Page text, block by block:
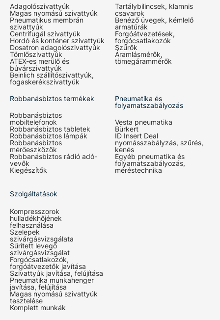
Adagolószivattyúk
Magas nyomású szivattyúk
Pneumatikus membrán
szivattyúk
Centrifugál szivattyúk
Hordó és konténer szivattyúk
Dosatron adagolószivattyúk
Tömlőszivattyúk
ATEX-es merülő és
búvárszivattyúk
Beinlich szállítószivattyúk,
fogaskerékszivattyúk
Tartálybilincsek, klamnis
csavarok
Benéző üvegek, kémlelő
armatúrák
Forgóátvezetések,
forgócsatlakozók
Szűrők
Áramlásmérők,
tömegárammérők
Robbanásbiztos termékek
Robbanásbiztos
mobiltelefonok
Robbanásbiztos tabletek
Robbanásbiztos lámpák
Robbanásbiztos
mérőeszközök
Robbanásbiztos rádió adó-
vevők
Kiegészítők
Pneumatika és
folyamatszabályozás
Vesta pneumatika
Bürkert
ID Insert Deal
nyomásszabályzás, szűrés,
kenés
Egyéb pneumatika és
folyamatszabályozás,
méréstechnika
Szolgáltatások
Kompresszorok
hulladékhőjének
felhasználása
Szelepek
szivárgásvizsgálata
Sűrített levegő
szivárgásvizsgálat
Forgócsatlakozók,
forgóátvezetők javítása
Szivattyúk javítása, felújítása
Pneumatika munkahenger
javítása, felújítása
Magas nyomású szivattyúk
tesztelése
Komplett munkák